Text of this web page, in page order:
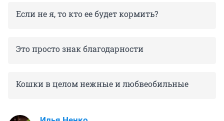
Если не я, то кто ее будет кормить?
Это просто знак благодарности
Кошки в целом нежные и любвеобильные